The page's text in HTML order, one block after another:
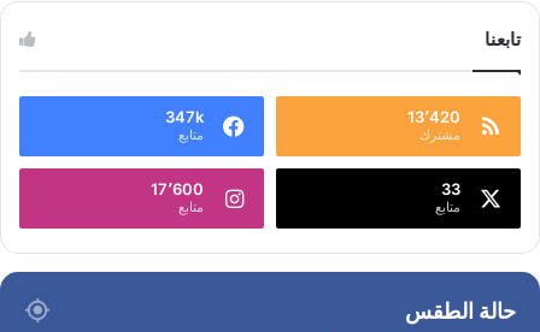
تابعنا
13٬420
مشترك
347k
متابع
33
متابع
17٬600
متابع
حالة الطقس